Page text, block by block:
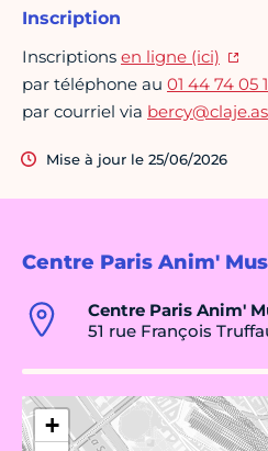
Centre Paris Anim'
Centre Paris Anim'
51 rue François
+
Inscription
Inscriptions en ligne (ici)
par téléphone au 01 44 74 05
par courriel via
Mise à jour le 25/06/2026